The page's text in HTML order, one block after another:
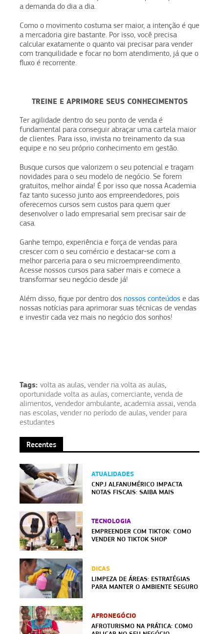
a demanda do dia a dia.
Como o movimento costuma ser maior, a intenção é que
a mercadoria gire bastante. Por isso, você precisa
calcular exatamente o quanto vai precisar para vender
com tranquilidade e focar no bom atendimento, já que o
fluxo é recorrente.
TREINE E APRIMORE SEUS CONHECIMENTOS
Ter agilidade dentro do seu ponto de venda é
fundamental para conseguir abraçar uma cartela maior
de clientes. Para isso, invista no treinamento da sua
equipe e no seu próprio conhecimento em gestão.
Busque cursos que valorizem o seu potencial e tragam
novidades para o seu modelo de negócio. Se forem
gratuitos, melhor ainda! É por isso que nossa Academia
faz tanto sucesso junto aos empreendedores, pois
oferecemos cursos sem custos para quem quer
desenvolver o lado empresarial sem precisar sair de
casa.
Ganhe tempo, experiência e força de vendas para
crescer com o seu comércio e destacar-se com a
melhor parceria para o seu microempreendimento.
Acesse nossos cursos para saber mais e comece a
transformar seu negócio desde já!
Além disso, fique por dentro dos nossos conteúdos e das
nossas notícias para aprimorar suas técnicas de vendas
e investir cada vez mais no negócio dos sonhos!
Tags: volta as aulas, vender na volta as aulas,
oportunidade volta as aulas, comerciante, venda de
alimentos, vendedor ambulante, academia assai, venda
nas escolas, vender no período de aulas, vender para
estudantes
Recentes
ATUALIDADES
CNPJ ALFANUMÉRICO IMPACTA
NOTAS FISCAIS: SAIBA MAIS
TECNOLOGIA
EMPREENDER COM TIKTOK: COMO
VENDER NO TIKTOK SHOP
DICAS
LIMPEZA DE ÁREAS: ESTRATÉGIAS
PARA MANTER O AMBIENTE SEGURO
AFRONEGÓCIO
AFROTURISMO NA PRÁTICA: COMO